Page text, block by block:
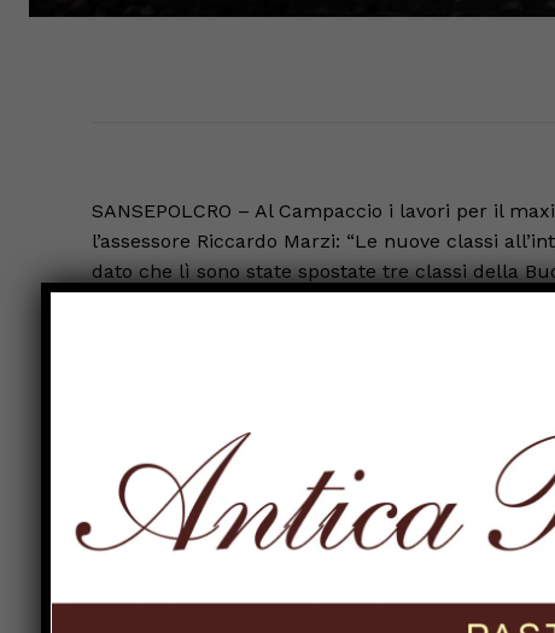
SANSEPOLCRO – Al Campaccio i lavori per il
l’assessore Riccardo Marzi: “Le nuove classi
dato che lì sono state spostate tre classi della
Intanto continuano invece i lavori per il
“Si tratta di un investimento complessivo che
soddisfazione per questo maxi cantiere che va
questo proposito ricordo che siamo impegnati
dal punto di vista sismico, dopo un’attesa lunga